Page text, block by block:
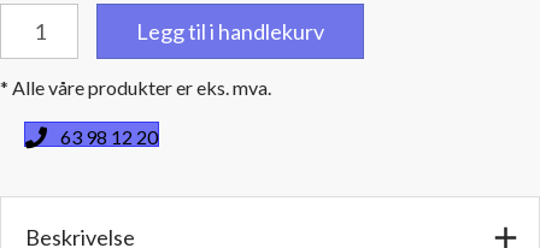
topprør
Innv.diam.:
Legg til i handlekurv
* Alle våre produkter er eks. mva.
63 98 12 20
Beskrivelse